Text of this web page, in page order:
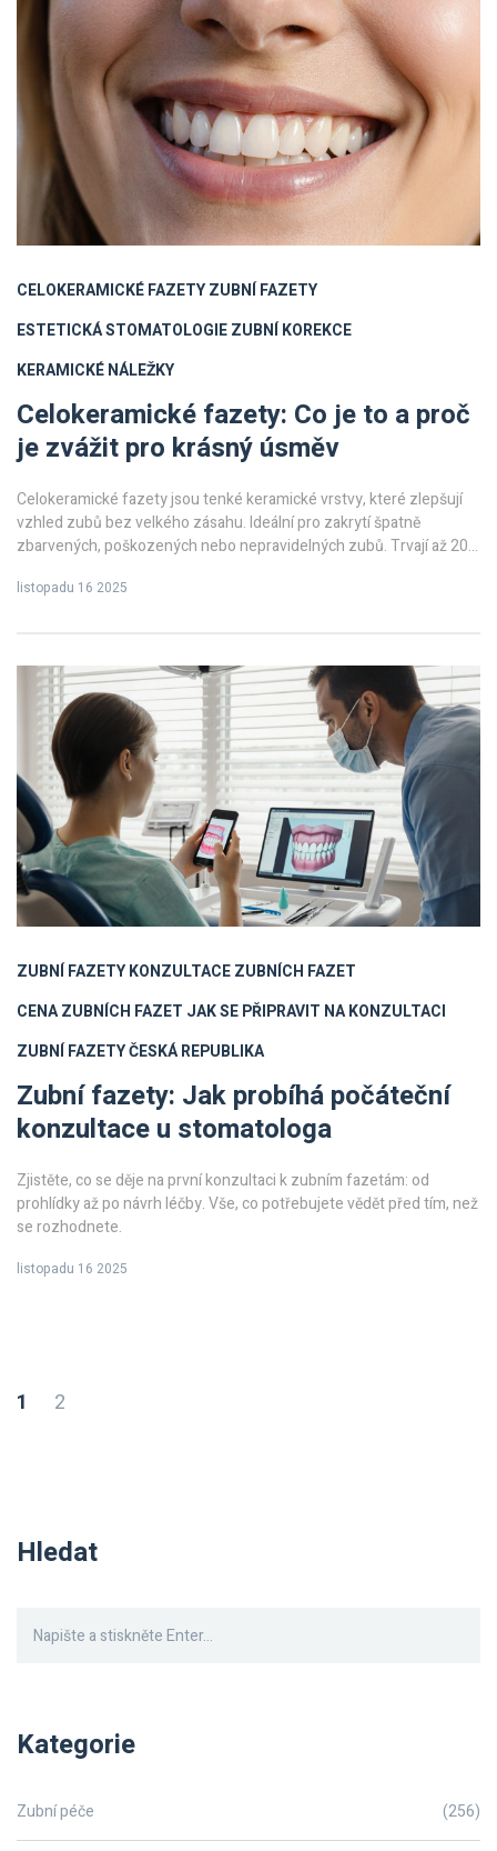
CELOKERAMICKÉ FAZETYZUBNÍ FAZETY
ESTETICKÁ STOMATOLOGIEZUBNÍ KOREKCE
KERAMICKÉ NÁLEŽKY
Celokeramické fazety: Co je to a proč
je zvážit pro krásný úsměv
Celokeramické fazety jsou tenké keramické vrstvy, které zlepšují
vzhled zubů bez velkého zásahu. Ideální pro zakrytí špatně
zbarvených, poškozených nebo nepravidelných zubů. Trvají až 20
listopadu 16 2025
ZUBNÍ FAZETYKONZULTACE ZUBNÍCH FAZET
CENA ZUBNÍCH FAZET JAK SE PŘIPRAVIT NA KONZULTACI
ZUBNÍ FAZETY ČESKÁ REPUBLIKA
Zubní fazety: Jak probíhá počáteční
konzultace u stomatologa
Zjistěte, co se děje na první konzultaci k zubním fazetám: od
prohlídky až po návrh léčby. Vše, co potřebujete vědět před tím, než
se rozhodnete.
listopadu 16 2025
1 2
Hledat
Kategorie
Zubní péče (256)